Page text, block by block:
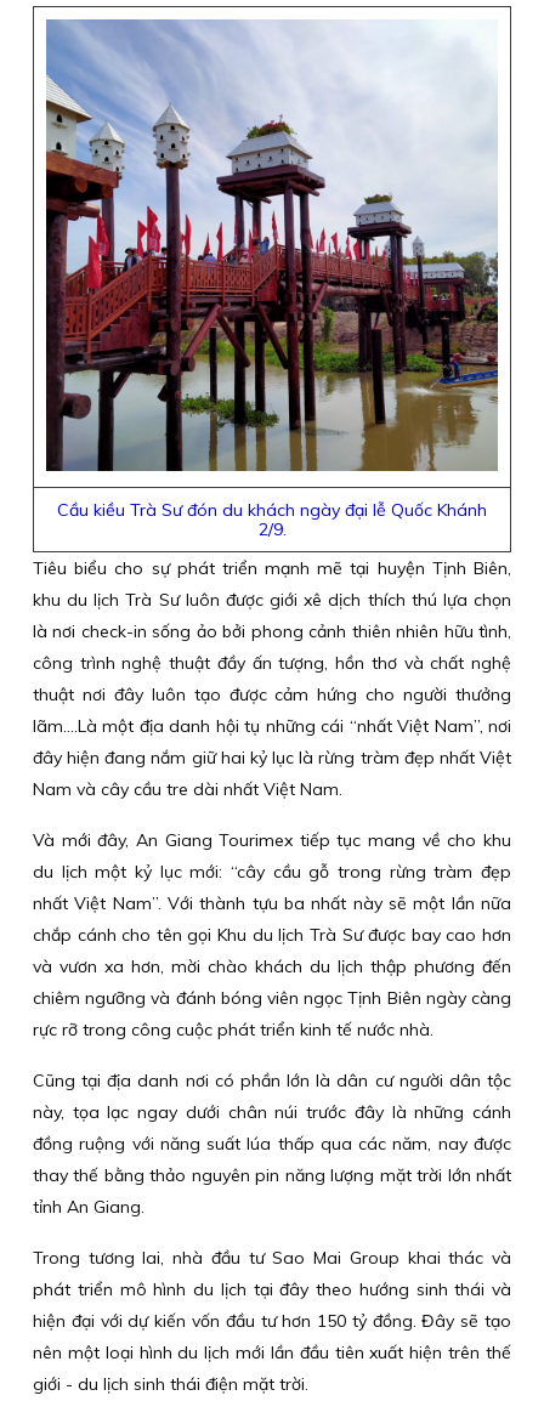
Cầu kiều Trà Sư đón du khách ngày đại lễ Quốc Khánh
2/9.
Tiêu biểu cho sự phát triển mạnh mẽ tại huyện Tịnh Biên,
khu du lịch Trà Sư luôn được giới xê dịch thích thú lựa chọn
là nơi check-in sống ảo bởi phong cảnh thiên nhiên hữu tình,
công trình nghệ thuật đầy ấn tượng, hồn thơ và chất nghệ
thuật nơi đây luôn tạo được cảm hứng cho người thưởng
lãm….Là một địa danh hội tụ những cái “nhất Việt Nam”, nơi
đây hiện đang nắm giữ hai kỷ lục là rừng tràm đẹp nhất Việt
Nam và cây cầu tre dài nhất Việt Nam.
Và mới đây, An Giang Tourimex tiếp tục mang về cho khu
du lịch một kỷ lục mới: “cây cầu gỗ trong rừng tràm đẹp
nhất Việt Nam”. Với thành tựu ba nhất này sẽ một lần nữa
chắp cánh cho tên gọi Khu du lịch Trà Sư được bay cao hơn
và vươn xa hơn, mời chào khách du lịch thập phương đến
chiêm ngưỡng và đánh bóng viên ngọc Tịnh Biên ngày càng
rực rỡ trong công cuộc phát triển kinh tế nước nhà.
Cũng tại địa danh nơi có phần lớn là dân cư người dân tộc
này, tọa lạc ngay dưới chân núi trước đây là những cánh
đồng ruộng với năng suất lúa thấp qua các năm, nay được
thay thế bằng thảo nguyên pin năng lượng mặt trời lớn nhất
tỉnh An Giang.
Trong tương lai, nhà đầu tư Sao Mai Group khai thác và
phát triển mô hình du lịch tại đây theo hướng sinh thái và
hiện đại với dự kiến vốn đầu tư hơn 150 tỷ đồng. Đây sẽ tạo
nên một loại hình du lịch mới lần đầu tiên xuất hiện trên thế
giới - du lịch sinh thái điện mặt trời.